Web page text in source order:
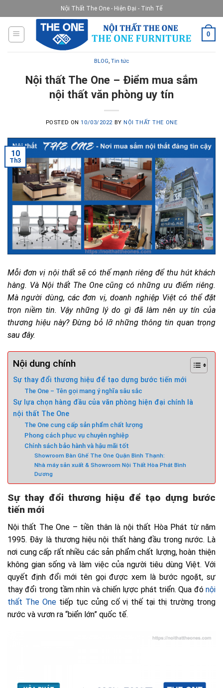
to
content
Nội Thất The One - Hiện Đại - Tinh Tế
0
BLOG, Tin tức
Nội thất The One – Điểm mua sắm
nội thất văn phòng uy tín
POSTED ON10/03/2022 BY NỘI THẤT THE ONE
10
Th3
Mỗi đơn vị nội thất sẽ có thế mạnh riêng để thu hút khách
hàng. Và Nội thất The One cũng có những ưu điểm riêng.
Mà người dùng, các đơn vị, doanh nghiệp Việt có thể đặt
trọn niềm tin. Vậy những lý do gì đã làm nên uy tín của
thương hiệu này? Đừng bỏ lỡ những thông tin quan trọng
sau đây.
Nội dung chính
Sự thay đổi thương hiệu để tạo dựng bước tiến mới
The One – Tên gọi mang ý nghĩa sâu sắc
Sự lựa chọn hàng đầu của văn phòng hiện đại chính là
nội thất The One
The One cung cấp sản phẩm chất lượng
Phong cách phục vụ chuyên nghiệp
Chính sách bảo hành và hậu mãi tốt
Showroom Bàn Ghế The One Quận Bình Thạnh:
Nhà máy sản xuất & Showroom Nội Thất Hòa Phát Bình
Dương
Sự thay đổi thương hiệu để tạo dựng bước
tiến mới
Nội thất The One – tiền thân là nội thất Hòa Phát từ năm
1995. Đây là thương hiệu nội thất hàng đầu trong nước. Là
nơi cung cấp rất nhiều các sản phẩm chất lượng, hoàn thiện
không gian sống và làm việc của người tiêu dùng Việt. Với
quyết định đổi mới tên gọi được xem là bước ngoặt, sự
thay đổi trong tầm nhìn và chiến lựợc phát triển. Qua đó nội
thất The Onetiếp tục củng cố vị thế tại thị trường trong
nước và vươn ra “biển lớn” quốc tế.